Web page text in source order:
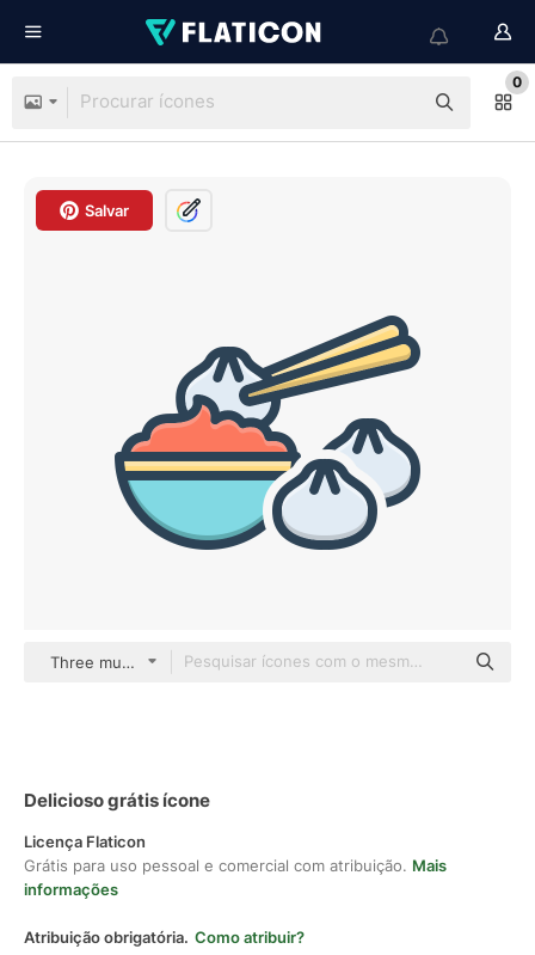
0
Salvar
Three musketeers color lineal-color
Delicioso grátis ícone
Licença Flaticon
Grátis para uso pessoal e comercial com atribuição. Mais
informações
Atribuição obrigatória. Como atribuir?